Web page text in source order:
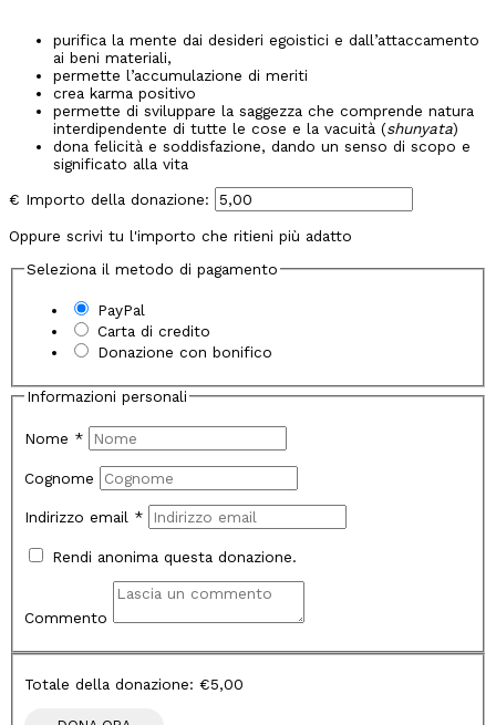
purifica la mente dai desideri egoistici e dall’attaccamento
ai beni materiali,
permette l’accumulazione di meriti
crea karma positivo
permette di sviluppare la saggezza che comprende natura
interdipendente di tutte le cose e la vacuità (shunyata)
dona felicità e soddisfazione, dando un senso di scopo e
significato alla vita
€ Importo della donazione:
Oppure scrivi tu l'importo che ritieni più adatto
Seleziona il metodo di pagamento
PayPal
Carta di credito
Donazione con bonifico
Informazioni personali
Nome *
Cognome
Indirizzo email *
Rendi anonima questa donazione.
Commento
Totale della donazione:€5,00